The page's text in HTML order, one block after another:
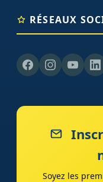
RÉSEAUX
Soyez les